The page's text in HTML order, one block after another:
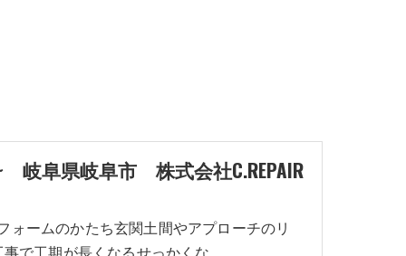
阜県岐阜市 株式会社C.REPAIR
ォームのかたち玄関土間やアプローチのリ
で工期が長くなるせっかくな…